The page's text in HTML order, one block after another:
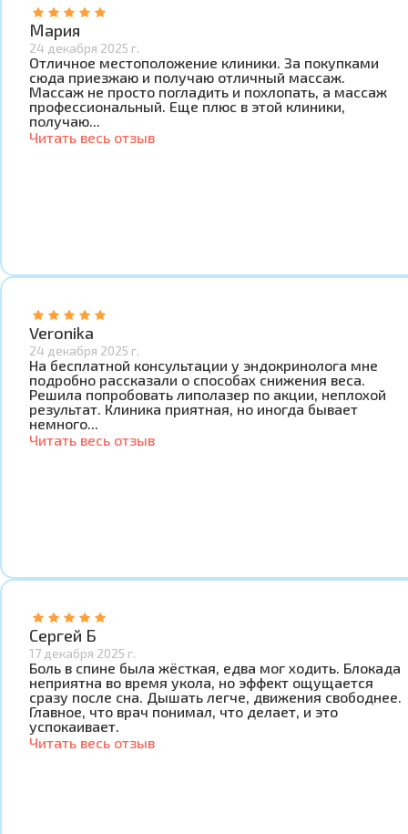
Мария
24 декабря 2025 г.
Отличное местоположение клиники. За покупками
сюда приезжаю и получаю отличный массаж.
Массаж не просто погладить и похлопать, а массаж
профессиональный. Еще плюс в этой клиники,
получаю...
Читать весь отзыв
Veronika
24 декабря 2025 г.
На бесплатной консультации у эндокринолога мне
подробно рассказали о способах снижения веса.
Решила попробовать липолазер по акции, неплохой
результат. Клиника приятная, но иногда бывает
немного...
Читать весь отзыв
Сергей Б
17 декабря 2025 г.
Боль в спине была жёсткая, едва мог ходить. Блокада
неприятна во время укола, но эффект ощущается
сразу после сна. Дышать легче, движения свободнее.
Главное, что врач понимал, что делает, и это
успокаивает.
Читать весь отзыв